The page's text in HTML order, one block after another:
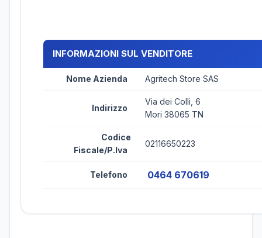
INFORMAZIONI SUL VENDITORE
Nome Azienda Agritech Store SAS
Indirizzo
Via dei Colli, 6
Mori 38065 TN
Codice
Fiscale/P.Iva
02116650223
Telefono 0464 670619